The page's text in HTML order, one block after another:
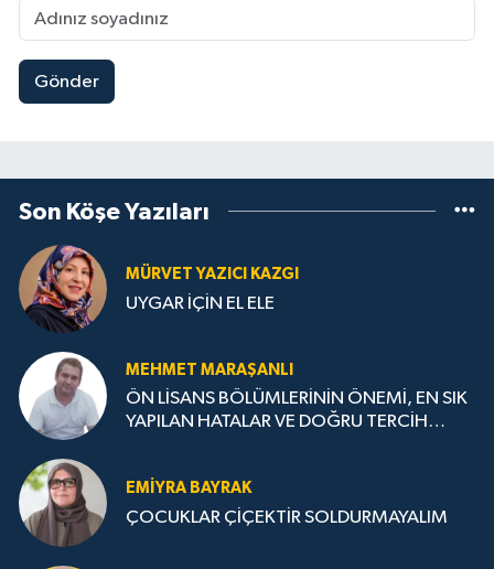
Gönder
Son Köşe Yazıları
MÜRVET YAZICI KAZGI
UYGAR İÇİN EL ELE
MEHMET MARAŞANLI
ÖN LİSANS BÖLÜMLERİNİN ÖNEMİ, EN SIK
YAPILAN HATALAR VE DOĞRU TERCİH
EMIYRA BAYRAK
ÇOCUKLAR ÇİÇEKTİR SOLDURMAYALIM